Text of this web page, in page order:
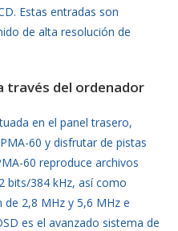
Estas entradas son
de alta resolución de
través del ordenador
en el panel trasero,
60 y disfrutar de pistas
60 reproduce archivos
bits/384 kHz, así como
2,8 MHz y 5,6 MHz e
es el avanzado sistema de